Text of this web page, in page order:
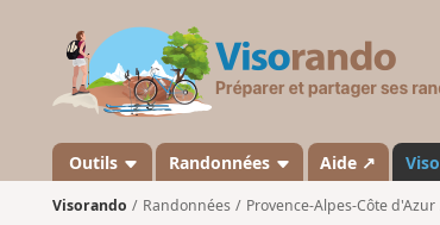
Outils Randonnées Aide ↗ Viso
Visorando Randonnées Provence-Alpes-Côte d'Azur